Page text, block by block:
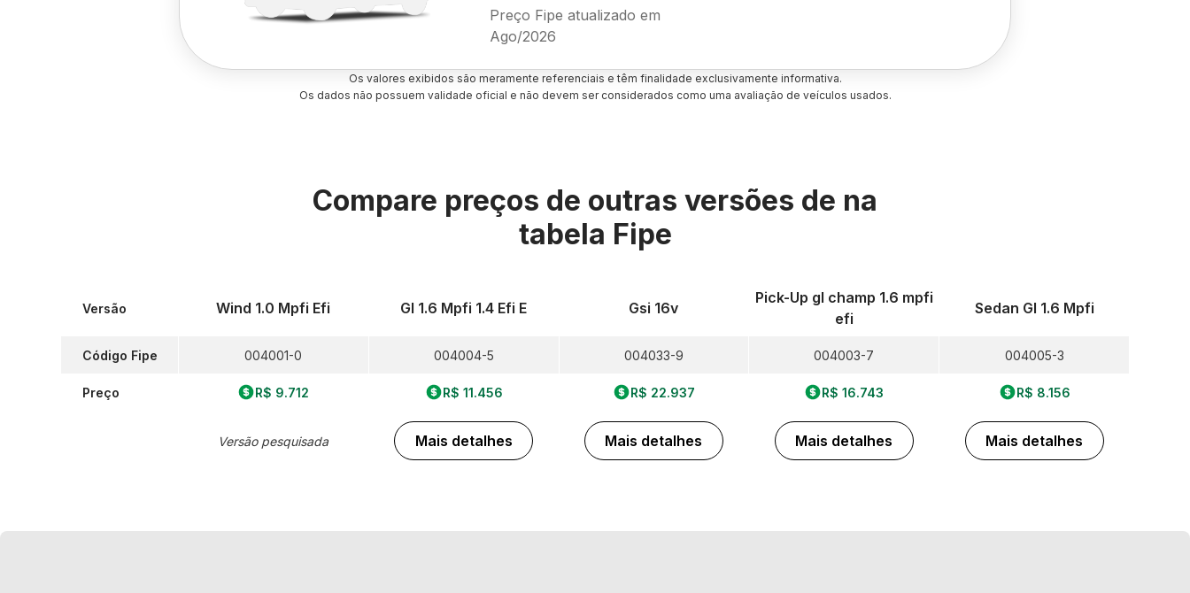
Preço Fipe atualizado em
Ago/2026
Os valores exibidos são meramente referenciais e têm finalidade exclusivamente informativa.
Os dados não possuem validade oficial e não devem ser considerados como uma avaliação de veículos usados.
Compare preços de outras versões de na
tabela Fipe
Versão
Código Fipe
Preço
Wind 1.0 Mpfi Efi
004001-0
R$ 9.712
Versão pesquisada
Gl 1.6 Mpfi 1.4 Efi E
004004-5
R$ 11.456
Mais detalhes
Gsi 16v
004033-9
R$ 22.937
Mais detalhes
Pick-Up gl champ 1.6 mpfi
efi
004003-7
R$ 16.743
Mais detalhes
Sedan Gl 1.6 Mpfi
004005-3
R$ 8.156
Mais detalhes